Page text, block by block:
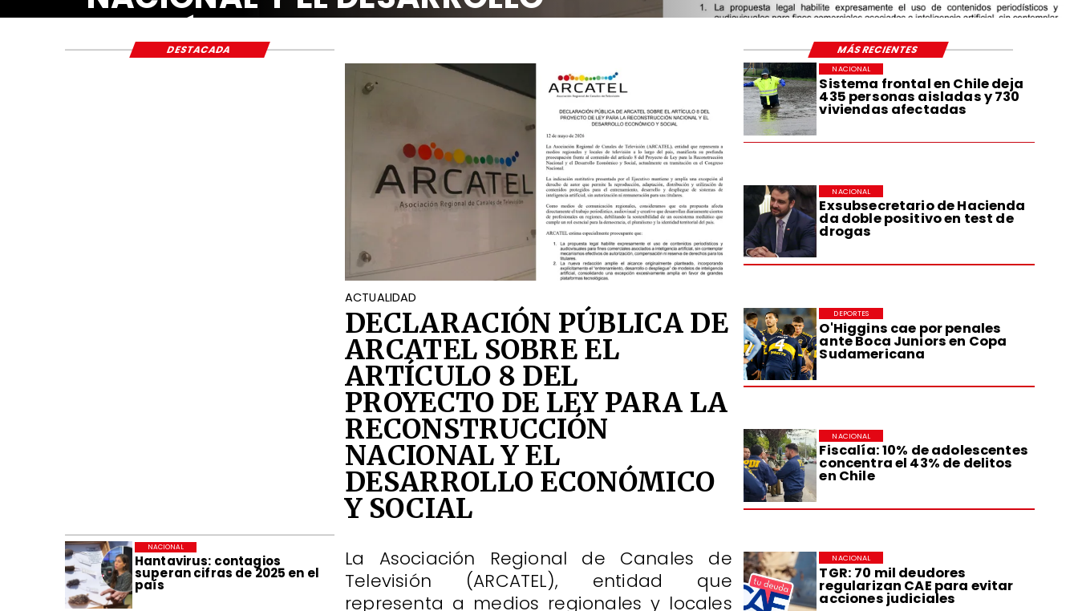
ECONÓMICO Y SOCIAL
Sistema frontal en Chile deja
435 personas aisladas y 730
viviendas afectadas
NACIONAL
Exsubsecretario de Hacienda
da doble positivo en test de
drogas
NACIONAL
O'Higgins cae por penales
ante Boca Juniors en Copa
Sudamericana
DEPORTES
Fiscalía: 10% de adolescentes
concentra el 43% de delitos
en Chile
NACIONAL
TGR: 70 mil deudores
regularizan CAE para evitar
acciones judiciales
NACIONAL
Hantavirus: contagios
superan cifras de 2025 en el
país
NACIONAL
ACTUALIDAD
DECLARACIÓN PÚBLICA DE
ARCATEL SOBRE EL
ARTÍCULO 8 DEL
PROYECTO DE LEY PARA LA
RECONSTRUCCIÓN
NACIONAL Y EL
DESARROLLO ECONÓMICO
Y SOCIAL
La Asociación Regional de Canales de
Televisión (ARCATEL), entidad que
representa a medios regionales y locales
DESTACADA MÁS RECIENTES